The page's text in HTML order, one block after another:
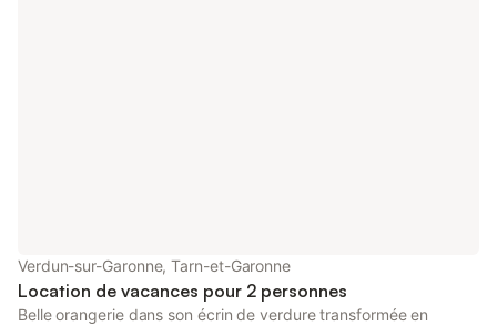
Verdun-sur-Garonne, Tarn-et-Garonne
Location de vacances pour 2 personnes
Belle orangerie dans son écrin de verdure transformée en